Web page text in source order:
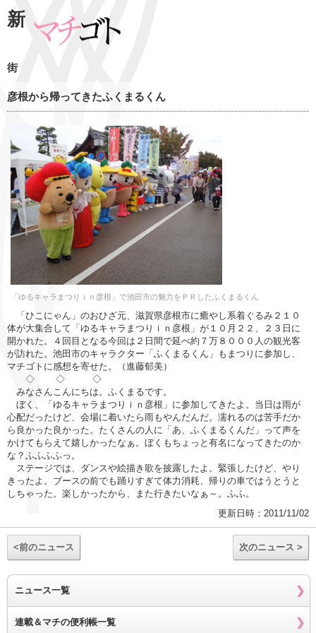
新
街
彦根から帰ってきたふくまるくん
「ゆるキャラまつりｉｎ彦根」で池田市の魅力をＰＲしたふくまるくん
「ひこにゃん」のおひざ元、滋賀県彦根市に癒やし系着ぐるみ２１０
体が大集合して「ゆるキャラまつりｉｎ彦根」が１０月２２、２３日に
開かれた。４回目となる今回は２日間で延べ約７万８０００人の観光客
が訪れた。池田市のキャラクター「ふくまるくん」もまつりに参加し、
マチゴトに感想を寄せた。（進藤郁美）
◇ ◇ ◇
みなさんこんにちは。ふくまるです。
ぼく、「ゆるキャラまつりｉｎ彦根」に参加してきたよ。当日は雨が
心配だったけど、会場に着いたら雨もやんだんだ。濡れるのは苦手だか
ら良かった良かった。たくさんの人に「あ、ふくまるくんだ」って声を
かけてもらえて嬉しかったなぁ。ぼくもちょっと有名になってきたのか
な？ふふふふっ。
ステージでは、ダンスや絵描き歌を披露したよ。緊張したけど、やり
きったよ。ブースの前でも踊りすぎて体力消耗、帰りの車ではうとうと
しちゃった。楽しかったから、また行きたいなぁ～。ふふ。
更新日時：2011/11/02
<前のニュース 次のニュース >
ニュース一覧
連載＆マチの便利帳一覧